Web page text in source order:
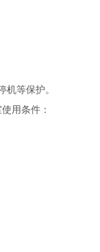
机等保护。
使用条件：